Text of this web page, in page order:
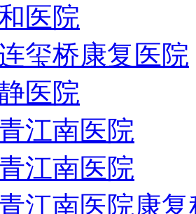
医院
玺桥康复医院
医院
江南医院
江南医院
江南医院康复